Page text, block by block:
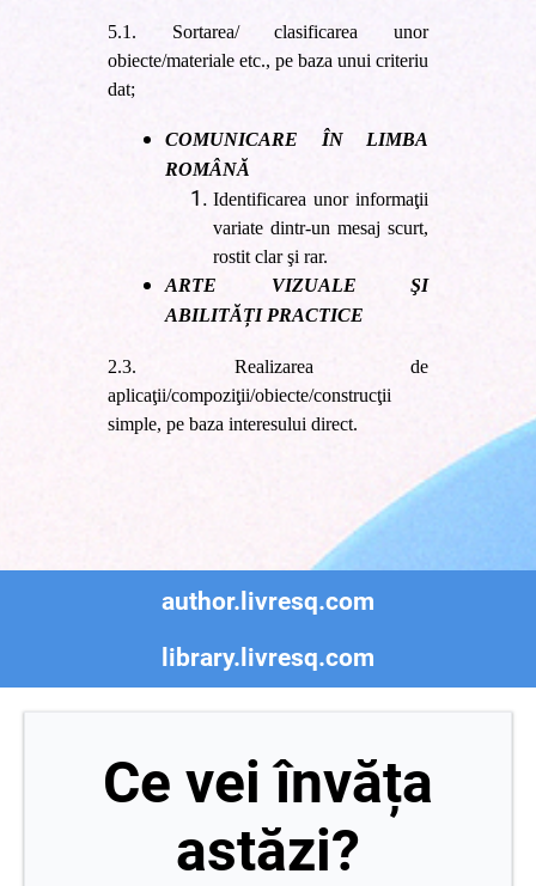
5.1. Sortarea/ clasificarea unor
obiecte/materiale etc., pe baza unui criteriu
dat;
COMUNICARE ÎN LIMBA
ROMÂNĂ
Identificarea unor informaţii
variate dintr-un mesaj scurt,
rostit clar şi rar.
ARTE VIZUALE ŞI
ABILITĂȚI PRACTICE
2.3. Realizarea de
aplicaţii/compoziţii/obiecte/construcţii
simple, pe baza interesului direct.
author.livresq.com
library.livresq.com
Ce vei învăța
astăzi?